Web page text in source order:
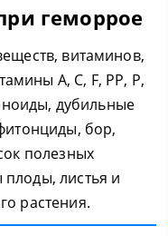
геморрое
витаминов,
А, С, F, PP, P,
дубильные
бор,
полезных
листья и
растения.